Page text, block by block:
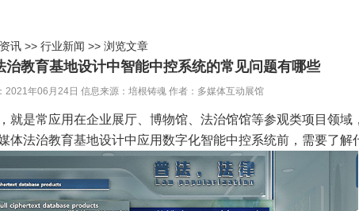
讯 >> 行业新闻 >> 浏览文章
治教育基地设计中智能中控系统的常见问题有哪些
2021年06月24日 信息来源：培根铸魂 作者：多媒体互动展馆
是常应用在企业展厅、博物馆、法治馆馆等参观类项目领域
体法治教育基地设计中应用数字化智能中控系统前，需要了解